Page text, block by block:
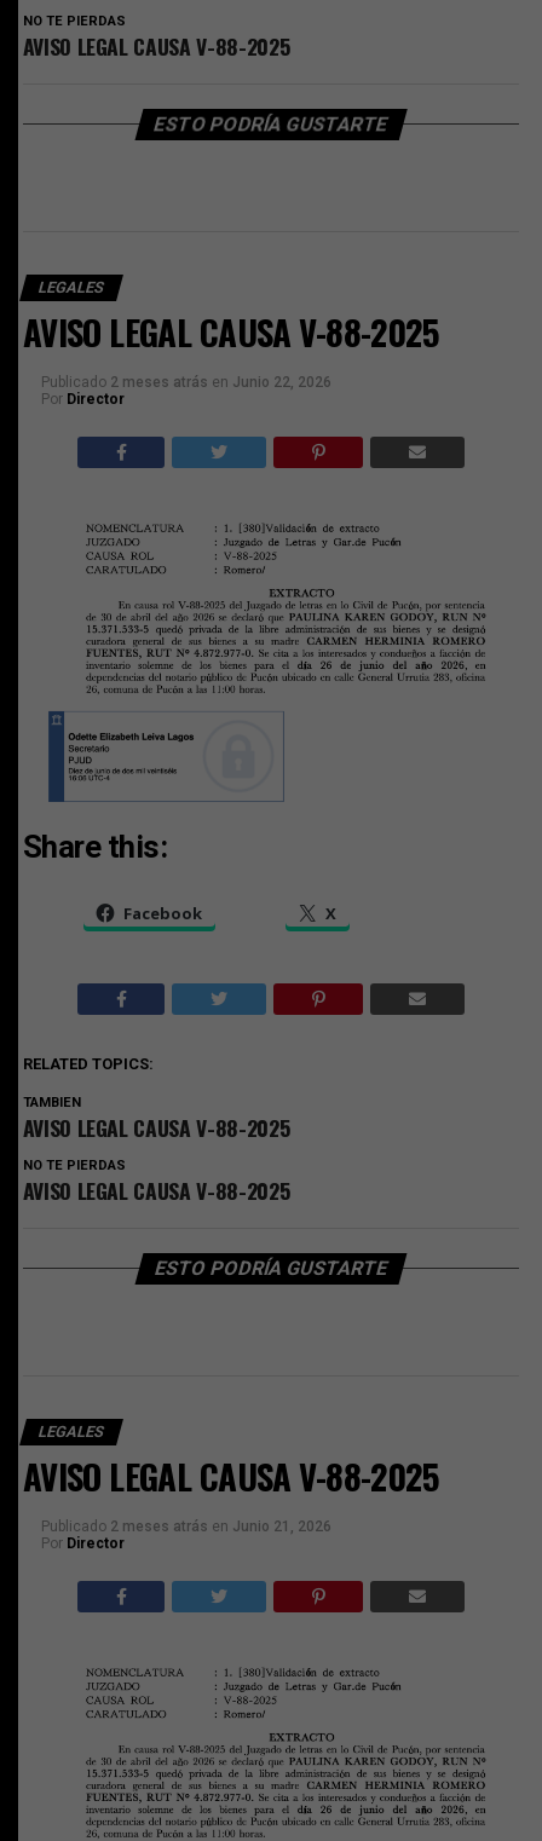
NO TE PIERDAS
AVISO LEGAL CAUSA V-88-2025
ESTO PODRÍA GUSTARTE
LEGALES
AVISO LEGAL CAUSA V-88-2025
Publicado 2 meses atrás en Junio 22, 2026
Por Director
Share this:
Facebook X
RELATED TOPICS:
TAMBIEN
AVISO LEGAL CAUSA V-88-2025
NO TE PIERDAS
AVISO LEGAL CAUSA V-88-2025
ESTO PODRÍA GUSTARTE
LEGALES
AVISO LEGAL CAUSA V-88-2025
Publicado 2 meses atrás en Junio 21, 2026
Por Director